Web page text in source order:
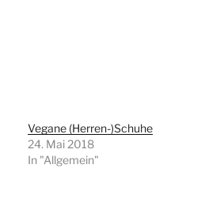
Vegane (Herren-)Schuhe
24. Mai 2018
In "Allgemein"